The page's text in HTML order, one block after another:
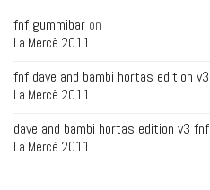
fnf gummibar on
La Mercè 2011
fnf dave and bambi hortas edition v3
La Mercè 2011
dave and bambi hortas edition v3 fnf
La Mercè 2011